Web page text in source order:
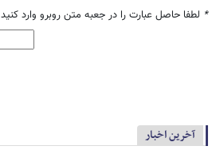
* لطفا حاصل عبارت را در جعبه متن روبرو وارد کنید
آخرین اخبار